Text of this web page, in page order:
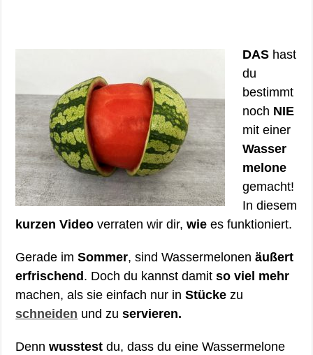
DAS hast
du
bestimmt
noch NIE
mit einer
Wasser
melone
gemacht!
In diesem
kurzen Video verraten wir dir,wie es funktioniert.
Gerade imSommer, sind Wassermelonenäußert
erfrischend. Doch du kannst damitso viel mehr
machen, als sie einfach nur inStücke zu
schneiden und zuservieren.
Dennwusstest du, dass du eine Wassermelone